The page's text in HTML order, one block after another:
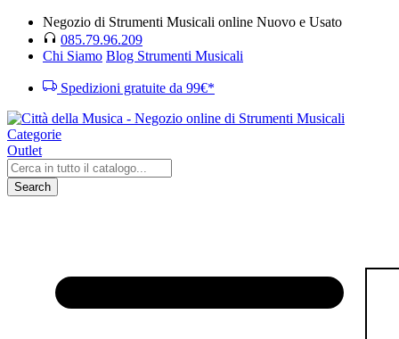
Negozio di Strumenti Musicali online Nuovo e Usato
085.79.96.209
Chi Siamo Blog Strumenti Musicali
Spedizioni gratuite da 99€*
Categorie
Outlet
Search